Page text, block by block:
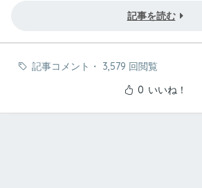
記事を読む
記事コメント ・ 3,579 回閲覧
0 いいね！